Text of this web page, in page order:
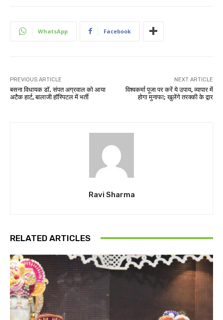
WhatsApp Facebook
PREVIOUS ARTICLE
बसना विधायक डॉ. संपत अग्रवाल को आया
अटैक हार्ट, बालाजी हॉस्पिटल में भर्ती
NEXT ARTICLE
विश्वकर्मा पूजा पर करें ये उपाय, व्यापार में
होगा मुनाफा; खुलेंगे तरक्की के द्वार
Ravi Sharma
RELATED ARTICLES